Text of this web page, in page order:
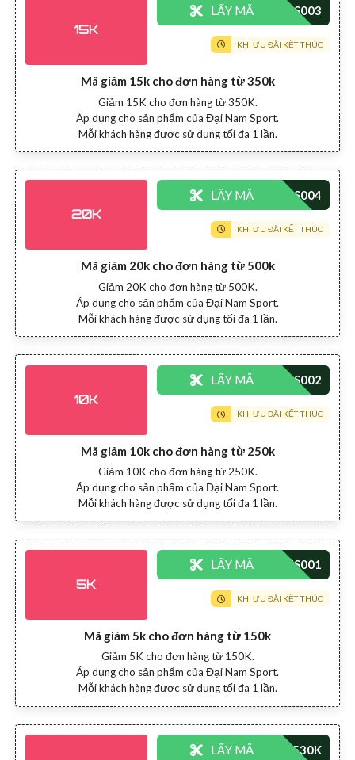
15K
Mã giảm 15k cho đơn hàng từ 350k
Giảm 15K cho đơn hàng từ 350K.
Áp dụng cho sản phẩm của Đại Nam Sport.
Mỗi khách hàng được sử dụng tối đa 1 lần.
LẤY MÃ
KHI ƯU ĐÃI KẾT THÚC
20K
Mã giảm 20k cho đơn hàng từ 500k
Giảm 20K cho đơn hàng từ 500K.
Áp dụng cho sản phẩm của Đại Nam Sport.
Mỗi khách hàng được sử dụng tối đa 1 lần.
LẤY MÃ
KHI ƯU ĐÃI KẾT THÚC
10K
Mã giảm 10k cho đơn hàng từ 250k
Giảm 10K cho đơn hàng từ 250K.
Áp dụng cho sản phẩm của Đại Nam Sport.
Mỗi khách hàng được sử dụng tối đa 1 lần.
LẤY MÃ
KHI ƯU ĐÃI KẾT THÚC
5K
Mã giảm 5k cho đơn hàng từ 150k
Giảm 5K cho đơn hàng từ 150K.
Áp dụng cho sản phẩm của Đại Nam Sport.
Mỗi khách hàng được sử dụng tối đa 1 lần.
LẤY MÃ
KHI ƯU ĐÃI KẾT THÚC
LẤY MÃ